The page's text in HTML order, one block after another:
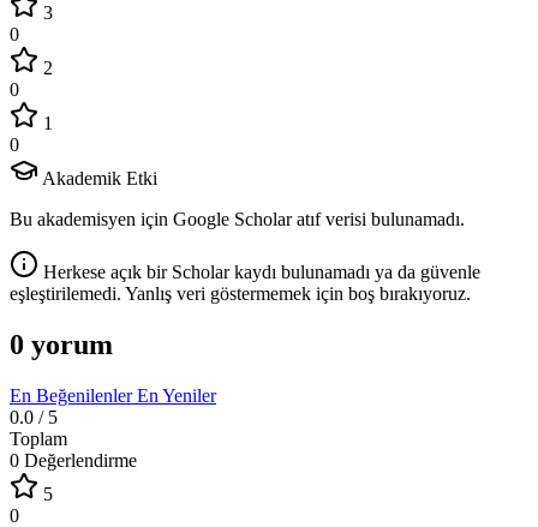
3
0
2
0
1
0
Akademik Etki
Bu akademisyen için Google Scholar atıf verisi bulunamadı.
Herkese açık bir Scholar kaydı bulunamadı ya da güvenle
eşleştirilemedi. Yanlış veri göstermemek için boş bırakıyoruz.
0 yorum
En BeğenilenlerEn Yeniler
0.0 / 5
Toplam
0 Değerlendirme
5
0